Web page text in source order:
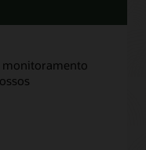
monitoramento